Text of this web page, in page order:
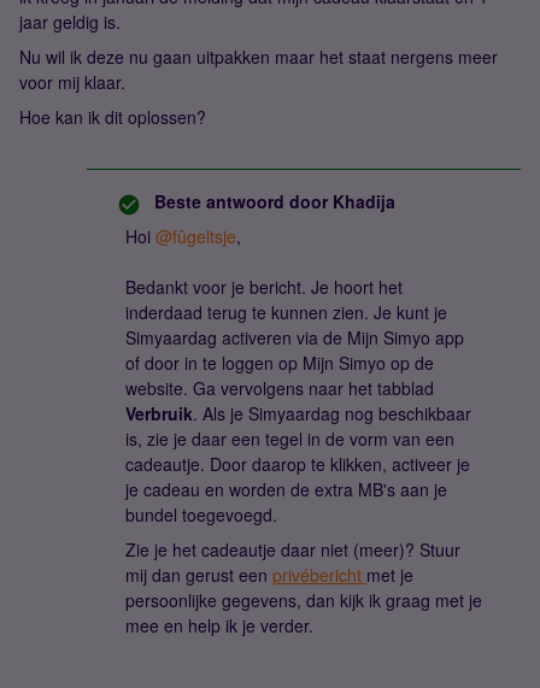
jaar geldig is.
Nu wil ik deze nu gaan uitpakken maar het staat nergens meer
voor mij klaar.
Hoe kan ik dit oplossen?
Beste antwoord door Khadija
Hoi ​ @fûgeltsje,
Bedankt voor je bericht. Je hoort het
inderdaad terug te kunnen zien. Je kunt je
Simyaardag activeren via de Mijn Simyo app
of door in te loggen op Mijn Simyo op de
website. Ga vervolgens naar het tabblad
Verbruik. Als je Simyaardag nog beschikbaar
is, zie je daar een tegel in de vorm van een
cadeautje. Door daarop te klikken, activeer je
je cadeau en worden de extra MB's aan je
bundel toegevoegd.
Zie je het cadeautje daar niet (meer)? Stuur
mij dan gerust een privébericht met je
persoonlijke gegevens, dan kijk ik graag met je
mee en help ik je verder.